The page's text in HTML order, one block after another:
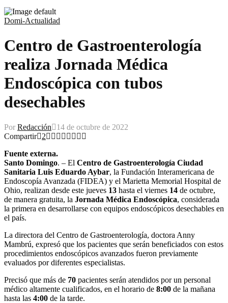
Domi-Actualidad
Centro de Gastroenterología
realiza Jornada Médica
Endoscópica con tubos
desechables
Por Redacción
14 de octubre de 2022
Compartir
2
Fuente externa.
Santo Domingo. – El Centro de Gastroenterología Ciudad
Sanitaria Luis Eduardo Aybar, la Fundación Interamericana de
Endoscopía Avanzada (FIDEA) y el Marietta Memorial Hospital de
Ohio, realizan desde este jueves 13 hasta el viernes 14 de octubre,
de manera gratuita, la Jornada Médica Endoscópica, considerada
la primera en desarrollarse con equipos endoscópicos desechables en
el país.
La directora del Centro de Gastroenterología, doctora Anny
Mambrú, expresó que los pacientes que serán beneficiados con estos
procedimientos endoscópicos avanzados fueron previamente
evaluados por diferentes especialistas.
Precisó que más de 70 pacientes serán atendidos por un personal
médico altamente cualificados, en el horario de 8:00 de la mañana
hasta las 4:00 de la tarde.